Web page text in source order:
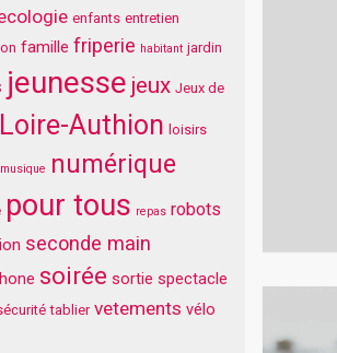
enfants entretien
famille friperie habitant jardin
jeunesse jeux Jeux de
Loire-Authion loisirs
musique numérique
pour tous repas robots
seconde main
soirée sortie spectacle
tablier vetements vélo